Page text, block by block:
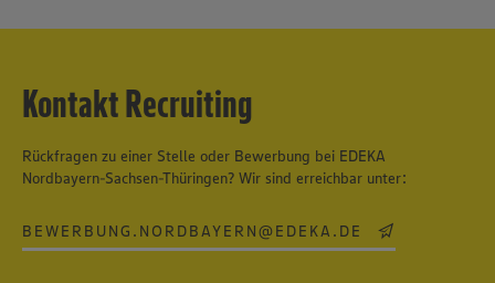
Kontakt Recruiting
Rückfragen zu einer Stelle oder Bewerbung bei EDEKA
Nordbayern-Sachsen-Thüringen? Wir sind erreichbar unter:
BEWERBUNG.NORDBAYERN@EDEKA.DE